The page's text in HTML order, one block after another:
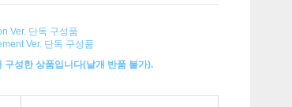
Ver. 단독 구성품
Ver. 단독 구성품
구성한 상품입니다(낱개 반품 불가).